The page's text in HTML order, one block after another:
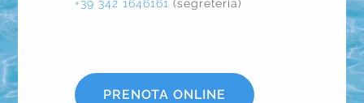
+39 342 1646161 (segreteria)
PRENOTA ONLINE